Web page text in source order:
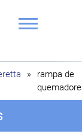
»
rampa de